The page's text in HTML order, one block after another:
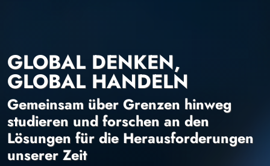
GLOBAL DENKEN,
GLOBAL HANDELN
Gemeinsam über Grenzen hinweg
studieren und forschen an den
Lösungen für die Herausforderungen
unserer Zeit